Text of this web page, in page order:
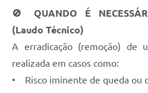
🚫 QUANDO É
(Laudo Técnico)
A erradicação (remoção) de
realizada em casos como:
• Risco iminente de queda ou